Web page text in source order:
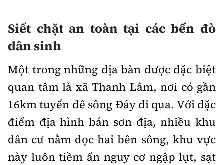
Siết chặt an toàn tại các bến đò
dân sinh
Một trong những địa bàn được đặc biệt
quan tâm là xã Thanh Lâm, nơi có gần
16km tuyến đê sông Đáy đi qua. Với đặc
điểm địa hình bán sơn địa, nhiều khu
dân cư nằm dọc hai bên sông, khu vực
này luôn tiềm ẩn nguy cơ ngập lụt, sạt